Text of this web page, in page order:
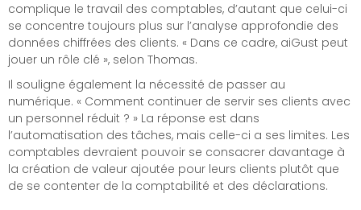
complique le travail des comptables, d’autant que celui-ci
se concentre toujours plus sur l’analyse approfondie des
données chiffrées des clients. « Dans ce cadre, aiGust peut
jouer un rôle clé », selon Thomas.
Il souligne également la nécessité de passer au
numérique. « Comment continuer de servir ses clients avec
un personnel réduit ? » La réponse est dans
l’automatisation des tâches, mais celle-ci a ses limites. Les
comptables devraient pouvoir se consacrer davantage à
la création de valeur ajoutée pour leurs clients plutôt que
de se contenter de la comptabilité et des déclarations.